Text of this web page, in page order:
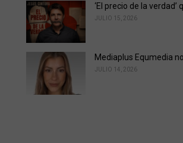
‘El precio de la
JULIO 15, 2026
Mediaplus Equmedia
JULIO 14, 2026